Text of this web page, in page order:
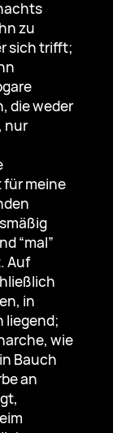
zu
sich trifft;
die weder
nur
für meine
“mal”
Auf
in
liegend;
wie
Bauch
an